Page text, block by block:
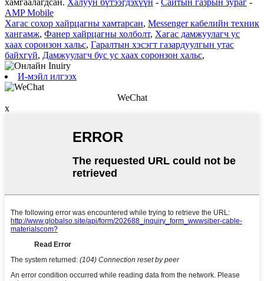
хамгаалагдсан. Халуун бүтээгдэхүүн - Сайтын газрын зураг -
AMP Mobile
Хагас сохор хайрцагны хамтарсан, Messenger кабелийн техник
хангамж, Фанер хайрцагны холболт, Хагас дамжуулагч ус
хаах соронзон хальс, Гаралтын хэсэгт газардуулгын утас
байхгүй, Дамжуулагч бус ус хаах соронзон хальс,
И-мэйл илгээх
WeChat
x